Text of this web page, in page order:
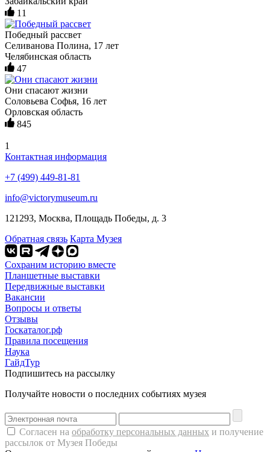
11
Победный рассвет
Селиванова Полина, 17 лет
Челябинская область
47
Они спасают жизни
Соловьева Софья, 16 лет
Орловская область
845
1
Контактная информация
+7 (499) 449-81-81
info@victorymuseum.ru
121293, Москва, Площадь Победы, д. 3
Обратная связь Карта Музея
Сохраним историю вместе
Планшетные выставки
Передвижные выставки
Вакансии
Вопросы и ответы
Отзывы
Госкаталог.рф
Правила посещения
Наука
ГайдТур
Подпишитесь на рассылку
Получайте новости о последних событиях музея
Согласен на обработку персональных данных и получение
рассылок от Музея Победы